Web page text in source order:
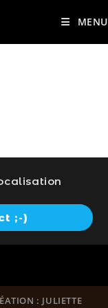
MENU
;-)
: JULIETTE